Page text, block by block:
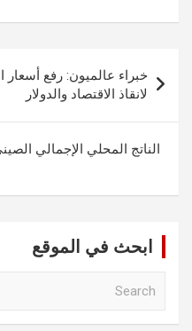
المقالات
خبراء عالميون: رفع أسعار
لانقاذ الاقتصاد والدولار
ابحث في الموقع